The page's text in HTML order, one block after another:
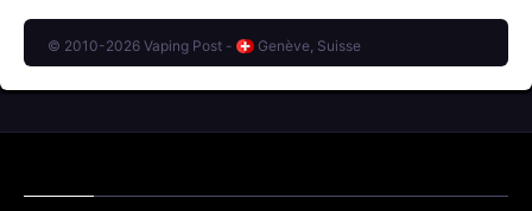
© 2010-2026 Vaping Post - Genève, Suisse